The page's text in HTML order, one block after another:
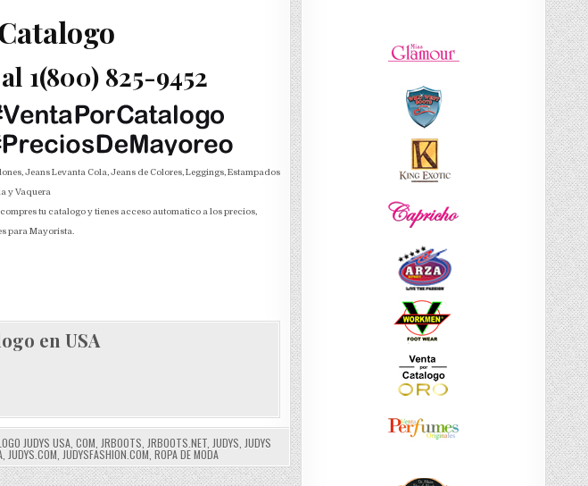
1(800) 825-9452
Jeans Levanta Cola, Jeans de Colores, Leggings, Estampados
y Vaquera
tu catalogo y tienes acceso automatico a los precios,
para Mayorista.
en USA
JUDYS USA ,COM JRBOOTS JRBOOTS.NET JUDYS JUDYS
, JUDYS.COM JUDYSFASHION.COM ROPA DE MODA